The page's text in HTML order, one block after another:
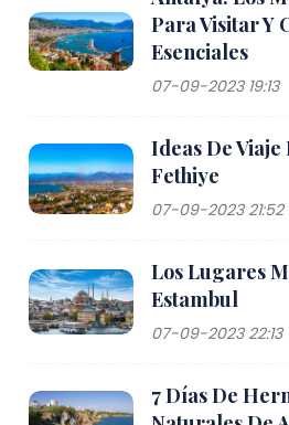
Para Visitar Y
Esenciales
07-09-2023 19:13
Ideas De Viaje
Fethiye
07-09-2023 21:52
Los Lugares
Estambul
07-09-2023 22:13
7 Días De